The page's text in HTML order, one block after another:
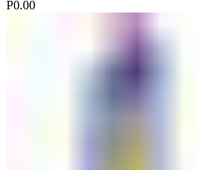
Р0.00